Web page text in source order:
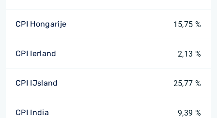
CPI Hongarije 15,75 %
CPI Ierland 2,13 %
CPI IJsland 25,77 %
CPI India 9,39 %